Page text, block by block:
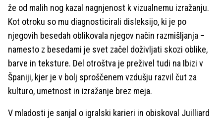
že od malih nog kazal nagnjenost k vizualnemu izražanju.
Kot otroku so mu diagnosticirali disleksijo, ki je po
njegovih besedah oblikovala njegov način razmišljanja –
namesto z besedami je svet začel doživljati skozi oblike,
barve in teksture. Del otroštva je preživel tudi na Ibizi v
Španiji, kjer je v bolj sproščenem vzdušju razvil čut za
kulturo, umetnost in izražanje brez meja.
V mladosti je sanjal o igralski karieri in obiskoval Juilliard